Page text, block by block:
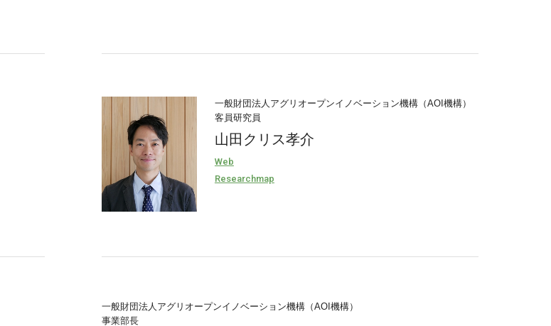
一般財団法人アグリオープンイノベーション機構（AOI機構）
客員研究員
山田クリス孝介
Web
Researchmap
一般財団法人アグリオープンイノベーション機構（AOI機構）
事業部長